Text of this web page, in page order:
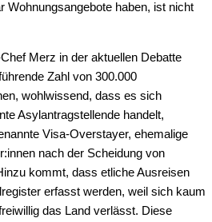
Wohnungsangebote haben, ist nicht
Merz in der aktuellen Debatte
Zahl von 300.000
wohlwissend, dass es sich
Asylantragstellende handelt,
Visa-Overstayer, ehemalige
nach der Scheidung von
kommt, dass etliche Ausreisen
erfasst werden, weil sich kaum
das Land verlässt. Diese